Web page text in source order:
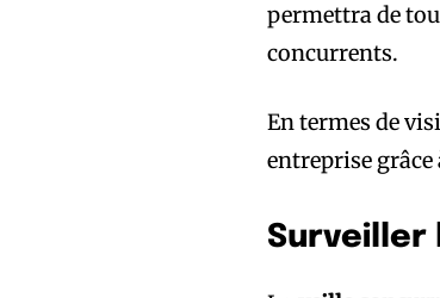
permettra de
concurrents.
En termes de
entreprise grâce
Surveiller